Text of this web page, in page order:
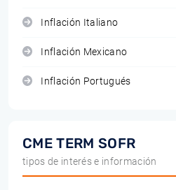
Inflación Italiano
Inflación Mexicano
Inflación Portugués
CME TERM SOFR
tipos de interés e información